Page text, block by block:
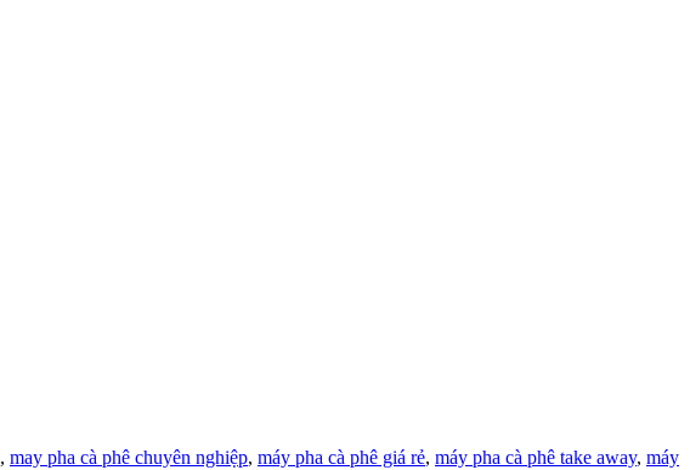
, may pha cà phê chuyên nghiệp, máy pha cà phê giá rẻ, máy pha cà phê take away, máy